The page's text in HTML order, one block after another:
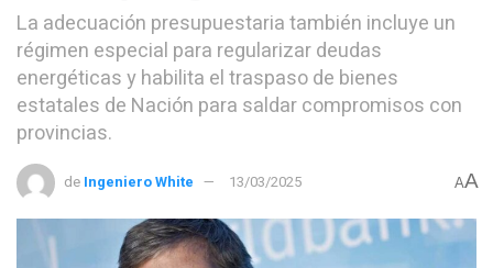
La adecuación presupuestaria también incluye un
régimen especial para regularizar deudas
energéticas y habilita el traspaso de bienes
estatales de Nación para saldar compromisos con
provincias.
de Ingeniero White 13/03/2025 AA